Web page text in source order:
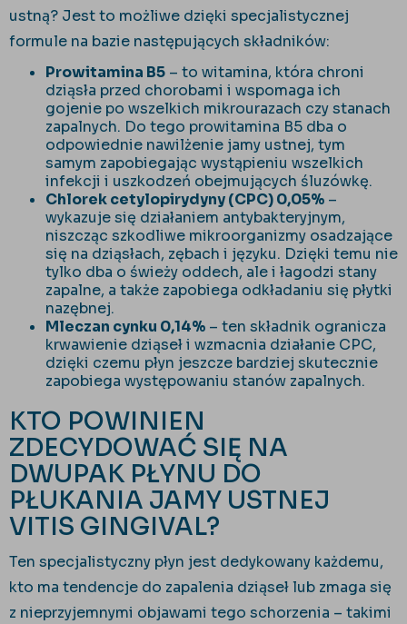
ustną? Jest to możliwe dzięki specjalistycznej
formule na bazie następujących składników:
Prowitamina B5 – to witamina, która chroni
dziąsła przed chorobami i wspomaga ich
gojenie po wszelkich mikrourazach czy stanach
zapalnych. Do tego prowitamina B5 dba o
odpowiednie nawilżenie jamy ustnej, tym
samym zapobiegając wystąpieniu wszelkich
infekcji i uszkodzeń obejmujących śluzówkę.
Chlorek cetylopirydyny (CPC) 0,05% –
wykazuje się działaniem antybakteryjnym,
niszcząc szkodliwe mikroorganizmy osadzające
się na dziąsłach, zębach i języku. Dzięki temu nie
tylko dba o świeży oddech, ale i łagodzi stany
zapalne, a także zapobiega odkładaniu się płytki
nazębnej.
Mleczan cynku 0,14% – ten składnik ogranicza
krwawienie dziąseł i wzmacnia działanie CPC,
dzięki czemu płyn jeszcze bardziej skutecznie
zapobiega występowaniu stanów zapalnych.
KTO POWINIEN
ZDECYDOWAĆ SIĘ NA
DWUPAK PŁYNU DO
PŁUKANIA JAMY USTNEJ
VITIS GINGIVAL?
Ten specjalistyczny płyn jest dedykowany każdemu,
kto ma tendencje do zapalenia dziąseł lub zmaga się
z nieprzyjemnymi objawami tego schorzenia – takimi